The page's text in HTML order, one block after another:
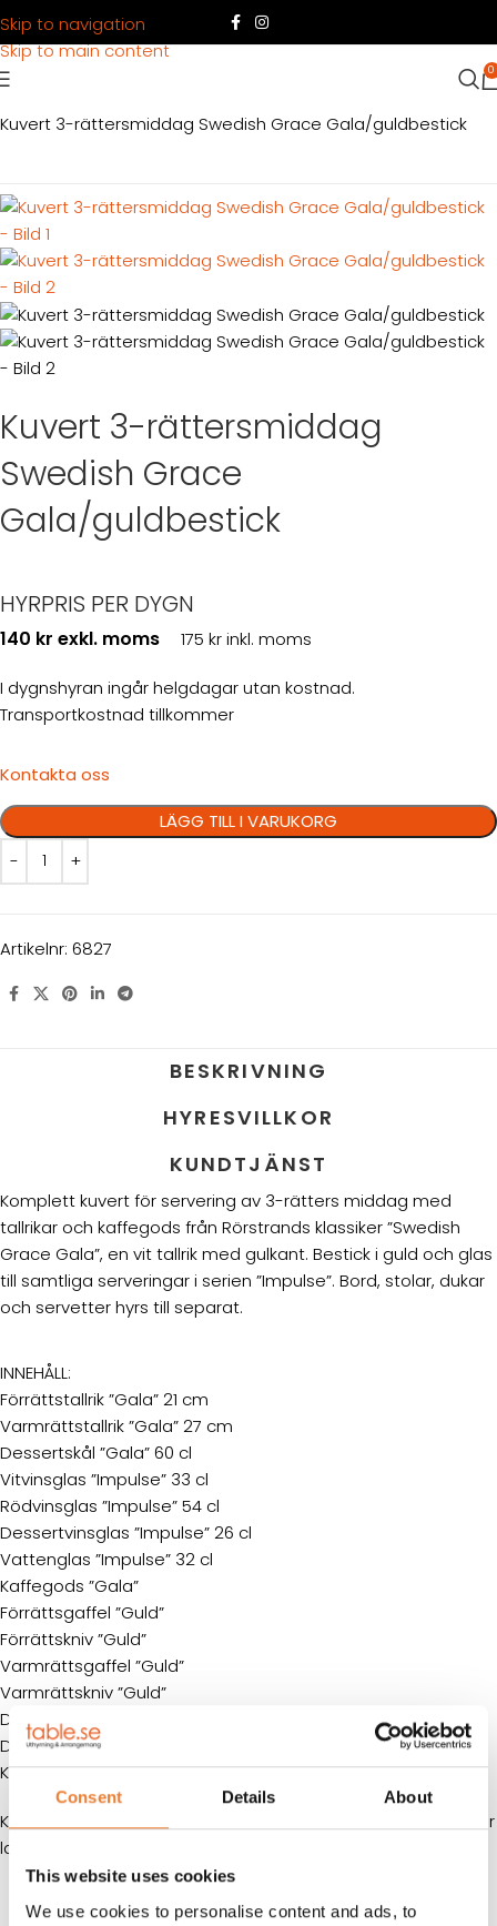
Consent Details About
This website uses cookies
We use cookies to personalise content and ads, to
Skip to navigation
Skip to main content
0
Kuvert 3-rättersmiddag Swedish Grace Gala/guldbestick
Kuvert 3-rättersmiddag
Swedish Grace
Gala/guldbestick
HYRPRIS PER DYGN
140 kr exkl. moms 175 kr inkl. moms
I dygnshyran ingår helgdagar utan kostnad.
Transportkostnad tillkommer
Kontakta oss
LÄGG TILL I VARUKORG
Artikelnr: 6827
BESKRIVNING
HYRESVILLKOR
KUNDTJÄNST
Komplett kuvert för servering av 3-rätters middag med
tallrikar och kaffegods från Rörstrands klassiker ”Swedish
Grace Gala”, en vit tallrik med gulkant. Bestick i guld och glas
till samtliga serveringar i serien ”Impulse”. Bord, stolar, dukar
och servetter hyrs till separat.
INNEHÅLL:
Förrättstallrik ”Gala” 21 cm
Varmrättstallrik ”Gala” 27 cm
Dessertskål ”Gala” 60 cl
Vitvinsglas ”Impulse” 33 cl
Rödvinsglas ”Impulse” 54 cl
Dessertvinsglas ”Impulse” 26 cl
Vattenglas ”Impulse” 32 cl
Kaffegods ”Gala”
Förrättsgaffel ”Guld”
Förrättskniv ”Guld”
Varmrättsgaffel ”Guld”
Varmrättskniv ”Guld”
Dessertsked ”Guld”
Dessertgaffel ”Guld”
Kaffesked ”Guld”
Klicka på
för information om våra hyresvillkor eller
ladda ner pdfen